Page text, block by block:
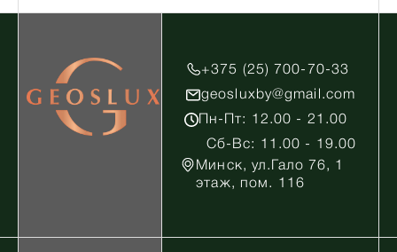
+375 (25) 700-70-33
geosluxby@gmail.com
Пн-Пт: 12.00 - 21.00
Сб-Вс: 11.00 - 19.00
Минск, ул.Гало 76, 1
этаж, пом. 116